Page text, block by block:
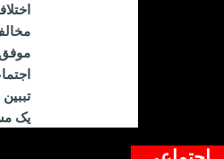
موفق
یک